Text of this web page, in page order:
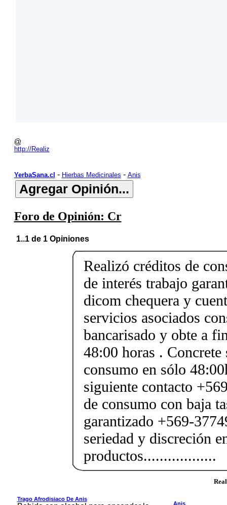
http://Realiz
YerbaSana.cl - Hierbas Medicinales - Anis
Foro de Opinión: Cr
1..1 de 1 Opiniones
Realizó créditos de
de interés trabajo
dicom chequera y
servicios asociados
bancarisado y obte a
48:00 horas . Concrete
consumo en sólo
siguiente contacto
de consumo con baja
garantizado +569-
seriedad y discreción
productos..................
Trago Afrodisiaco De Anis
Anis